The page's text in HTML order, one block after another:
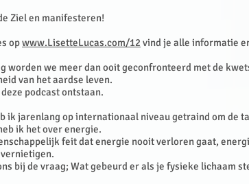
Ziel en manifesteren!
opwww.LisetteLucas.com/12 vind je alle informatie
worden we meer dan ooit geconfronteerd met de
van het aardse leven.
podcast ontstaan.
ik jarenlang op internationaal niveau getraind om de
ik het over energie.
feit dat energie nooit verloren gaat,
bij de vraag; Wat gebeurd er als je fysieke lichaam